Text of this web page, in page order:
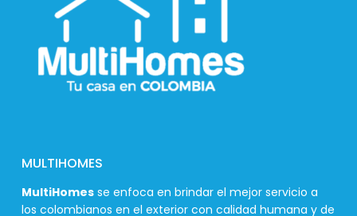
MULTIHOMES
MultiHomes se enfoca en brindar el mejor servicio a
los colombianos en el exterior con calidad humana y de